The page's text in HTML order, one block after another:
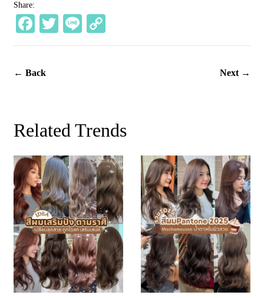
Share:
Fa
ce
ok
T
wi
Li
ne op
← Back Next →
Related Trends